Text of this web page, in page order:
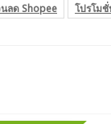
ลด Shopee โปรโม